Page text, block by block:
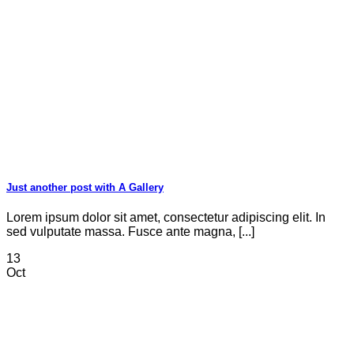
Just another post with A Gallery
Lorem ipsum dolor sit amet, consectetur adipiscing elit. In
sed vulputate massa. Fusce ante magna, [...]
13
Oct